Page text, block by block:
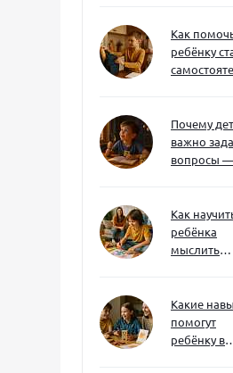
ребёнка
успешным
Как
ребёнку
Почему
важно
вопросы
Как
ребёнка
мыслить
Какие
помогут
ребёнку в